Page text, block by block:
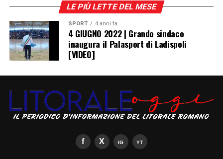
Post Views: 710
RELATED TOPICS: ARCHEOBUS FRAPPA LADISPOLI
UP NEXT
Premio “Energie per Roma”
L’iniziativa, promossa congiuntamente dalla
Bocelli Foundatione dalCentro di Alta Formazione
LE PIÙ LETTE DEL MESE
SPORT 4 anni fa
4 GIUGNO 2022 | Grando sindaco
inaugura il Palasport di Ladispoli
[VIDEO]